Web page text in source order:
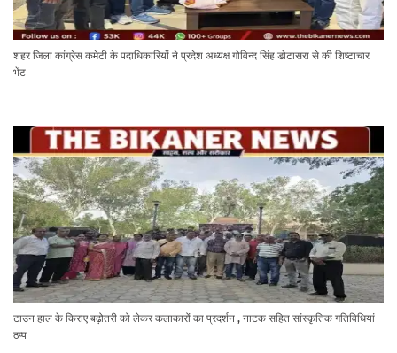
शहर जिला कांग्रेस कमेटी के पदाधिकारियों ने प्रदेश अध्यक्ष गोविन्द सिंह डोटासरा से की शिष्टाचार
भेंट
टाउन हाल के किराए बढ़ोतरी को लेकर कलाकारों का प्रदर्शन , नाटक सहित सांस्कृतिक गतिविधियां
ठप्प